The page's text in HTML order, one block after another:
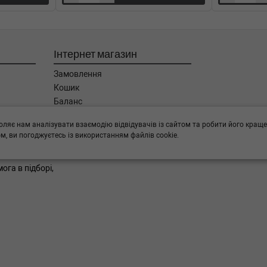
Дизель, Об'єм: 74cc,
Дизель, Об'єм: 110cc,
Дизель, Об'єм: 88cc,
Дизель, Об'єм: 74cc,
Дизель, Об'єм: 110cc,
Інтернет магазин
Замовлення
Кошик
Баланс
Бренди
в підборі,
нам аналізувати взаємодію відвідувачів із сайтом та робити його краще.
ви погоджуєтесь із використанням файлів cookie.